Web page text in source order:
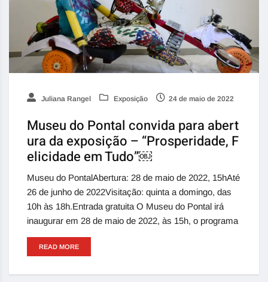
Juliana Rangel Exposição 24 de maio de 2022
Museu do Pontal convida para abert
ura da exposição – “Prosperidade, F
elicidade em Tudo”￼
Museu do PontalAbertura: 28 de maio de 2022, 15hAté
26 de junho de 2022Visitação: quinta a domingo, das
10h às 18h.Entrada gratuita O Museu do Pontal irá
inaugurar em 28 de maio de 2022, às 15h, o programa
READ MORE